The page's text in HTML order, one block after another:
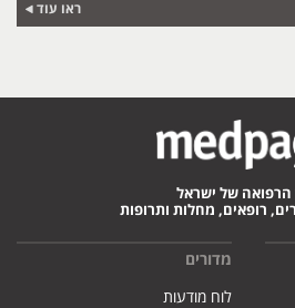
ראו עוד
של ישראל
רופאים, מחלות ותרופות
מדורים
לוח מודעות